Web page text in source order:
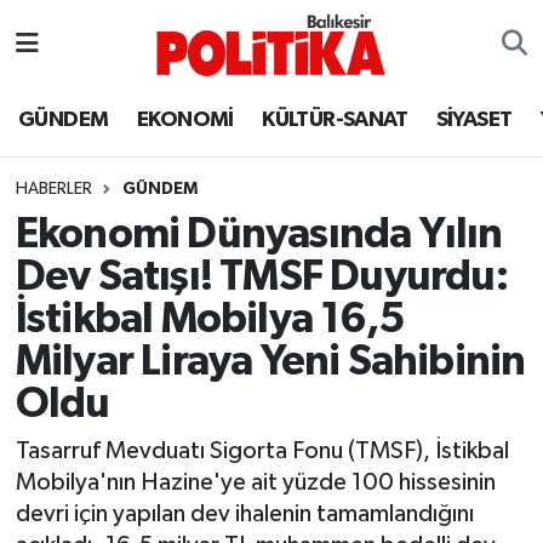
GÜNDEM EKONOMİ KÜLTÜR-SANAT SİYASET
HABERLER GÜNDEM
Ekonomi Dünyasında Yılın
Dev Satışı! TMSF Duyurdu:
İstikbal Mobilya 16,5
Milyar Liraya Yeni Sahibinin
Oldu
Tasarruf Mevduatı Sigorta Fonu (TMSF), İstikbal
Mobilya'nın Hazine'ye ait yüzde 100 hissesinin
devri için yapılan dev ihalenin tamamlandığını
Ayvalık
Bandırma
Bigadiç
BİYOGRAFİLER
Burhaniye
ÇEVRE
Balıkesir Hava Durumu
Balıkesir Namaz Vakitleri
Balıkesir Trafik Yoğunluk Haritası
Süper Lig Puan Durumu ve Fikstür
Tüm Manşetler
Son Dakika Haberleri
Haber Arşivi